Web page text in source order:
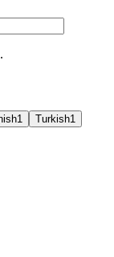
1 Turkish1